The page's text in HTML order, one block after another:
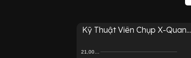
Kỹ Thuật Viên Chụp X-Quan...
21,00…